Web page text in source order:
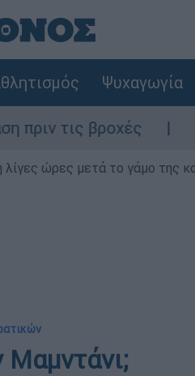
Ψυχαγωγία
ώρες μετά το γάμο της
Μαμντάνι;